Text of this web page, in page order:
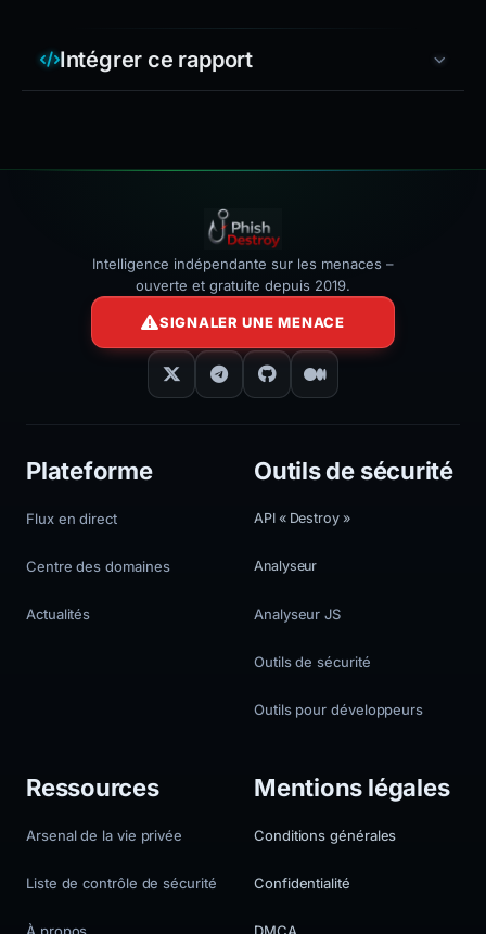
Intégrer ce rapport
Intelligence indépendante sur les menaces –
ouverte et gratuite depuis 2019.
SIGNALER UNE MENACE
Plateforme
Flux en direct
Centre des domaines
Actualités
Outils de sécurité
API « Destroy »
Analyseur
Analyseur JS
Outils de sécurité
Outils pour développeurs
Ressources
Arsenal de la vie privée
Liste de contrôle de sécurité
Mentions légales
Conditions générales
Confidentialité